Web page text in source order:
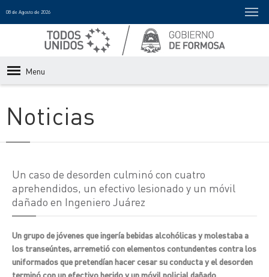
08 de Agosto de 2026
Menu
Noticias
Un caso de desorden culminó con cuatro
aprehendidos, un efectivo lesionado y un móvil
dañado en Ingeniero Juárez
Un grupo de jóvenes que ingería bebidas alcohólicas y molestaba a
los transeúntes, arremetió con elementos contundentes contra los
uniformados que pretendían hacer cesar su conducta y el desorden
terminó con un efectivo herido y un móvil policial dañado.